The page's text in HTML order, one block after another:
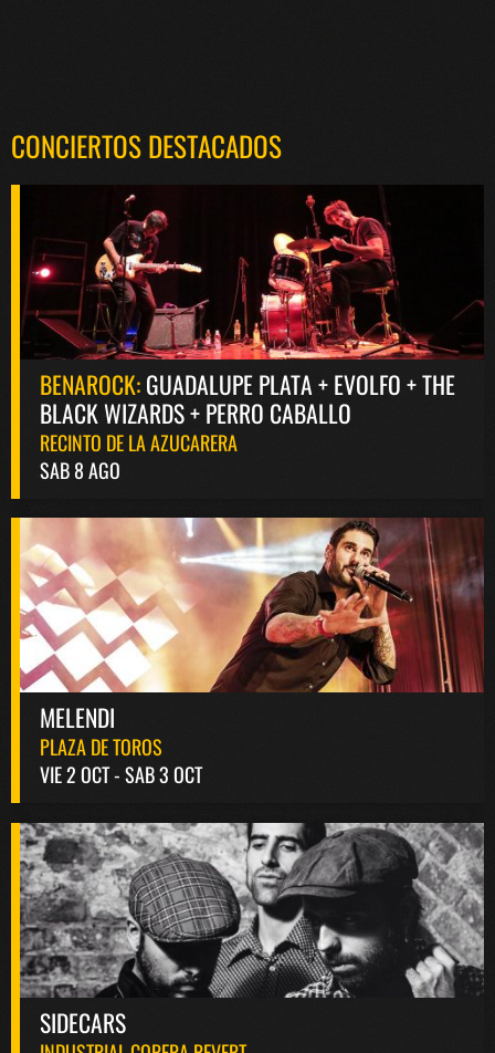
CONCIERTOS DESTACADOS
BENAROCK:GUADALUPE PLATA + EVOLFO + THE
BLACK WIZARDS + PERRO CABALLO
RECINTO DE LA AZUCARERA
SAB 8 AGO
MELENDI
PLAZA DE TOROS
VIE 2 OCT - SAB 3 OCT
SIDECARS